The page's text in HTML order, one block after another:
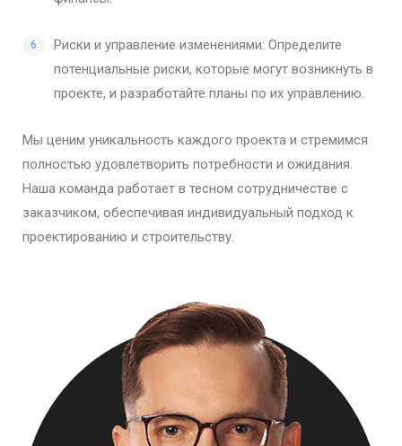
Риски и управление изменениями: Определите
потенциальные риски, которые могут возникнуть в
проекте, и разработайте планы по их управлению.
Мы ценим уникальность каждого проекта и стремимся
полностью удовлетворить потребности и ожидания.
Наша команда работает в тесном сотрудничестве с
заказчиком, обеспечивая индивидуальный подход к
проектированию и строительству.